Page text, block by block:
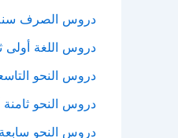
دروس الصرف
دروس اللغة أولى
دروس النحو
دروس النحو
دروس النحو